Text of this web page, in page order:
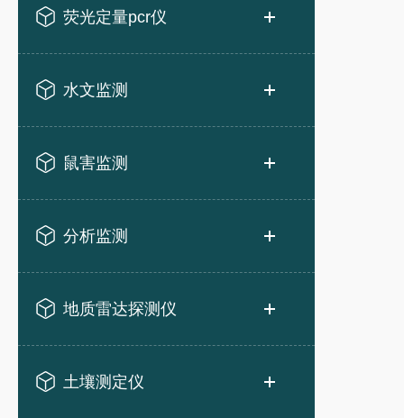
荧光定量pcr仪
水文监测
鼠害监测
分析监测
地质雷达探测仪
土壤测定仪